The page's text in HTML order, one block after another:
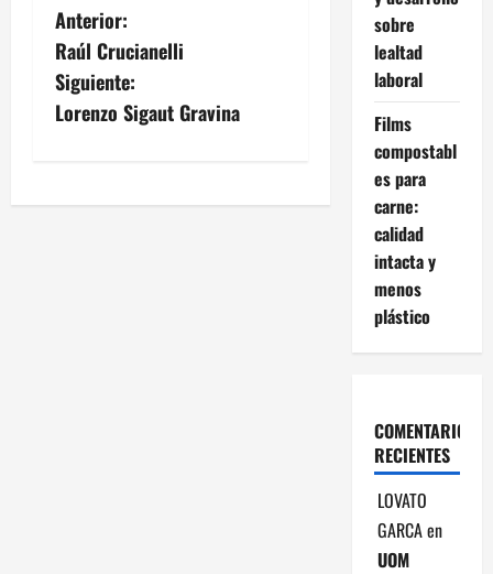
N
a
v
g
Anterior:
Raúl Crucianelli
Siguiente:
Lorenzo Sigaut Gravina
sobre
lealtad
laboral
Films
compostabl
es para
carne:
calidad
intacta y
menos
plástico
COMENTARIOS
RECIENTES
LOVATO
GARCAen
UOM